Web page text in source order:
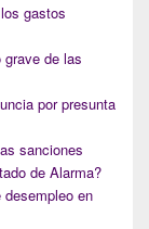
gastos
de las
por presunta
sanciones
de Alarma?
en